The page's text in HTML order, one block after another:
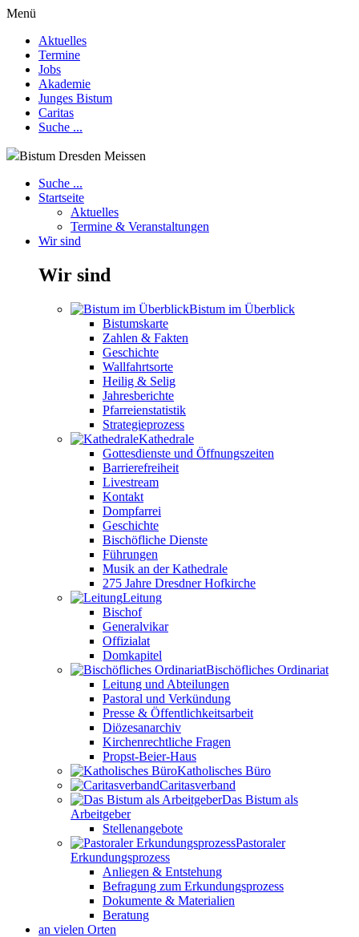
Menü
Aktuelles
Termine
Jobs
Akademie
Junges Bistum
Caritas
Suche ...
Bistum Dresden Meissen
Suche ...
Startseite
Aktuelles
Termine & Veranstaltungen
Wir sind
Wir sind
Bistum im Überblick
Bistumskarte
Zahlen & Fakten
Geschichte
Wallfahrtsorte
Heilig & Selig
Jahresberichte
Pfarreienstatistik
Strategieprozess
Kathedrale
Gottesdienste und Öffnungszeiten
Barrierefreiheit
Livestream
Kontakt
Dompfarrei
Geschichte
Bischöfliche Dienste
Führungen
Musik an der Kathedrale
275 Jahre Dresdner Hofkirche
Leitung
Bischof
Generalvikar
Offizialat
Domkapitel
Bischöfliches Ordinariat
Leitung und Abteilungen
Pastoral und Verkündung
Presse & Öffentlichkeitsarbeit
Diözesanarchiv
Kirchenrechtliche Fragen
Propst-Beier-Haus
Katholisches Büro
Caritasverband
Das Bistum als
Arbeitgeber
Stellenangebote
Pastoraler
Erkundungsprozess
Anliegen & Entstehung
Befragung zum Erkundungsprozess
Dokumente & Materialien
Beratung
an vielen Orten